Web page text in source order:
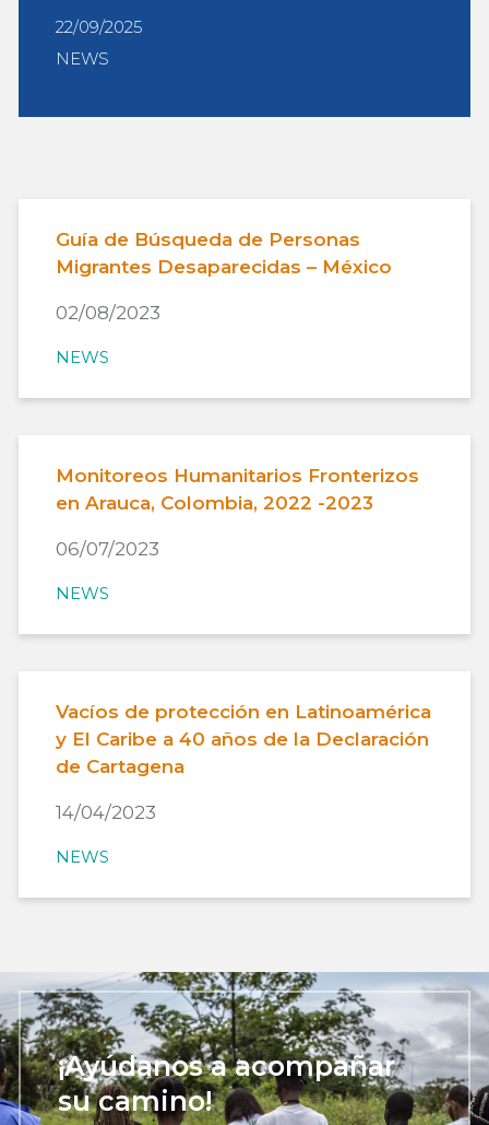
22/09/2025
NEWS
Guía de Búsqueda de Personas
Migrantes Desaparecidas – México
02/08/2023
NEWS
Monitoreos Humanitarios Fronterizos
en Arauca, Colombia, 2022 -2023
06/07/2023
NEWS
Vacíos de protección en Latinoamérica
y El Caribe a 40 años de la Declaración
de Cartagena
14/04/2023
NEWS
¡Ayúdanos a acompañar
su camino!